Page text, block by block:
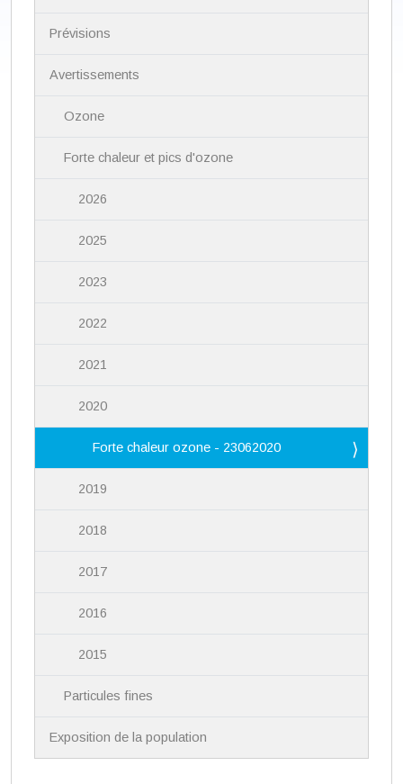
Prévisions
Avertissements
Ozone
Forte chaleur et pics d'ozone
2026
2025
2023
2022
2021
2020
Forte chaleur ozone - 23062020
2019
2018
2017
2016
2015
Particules fines
Exposition de la population